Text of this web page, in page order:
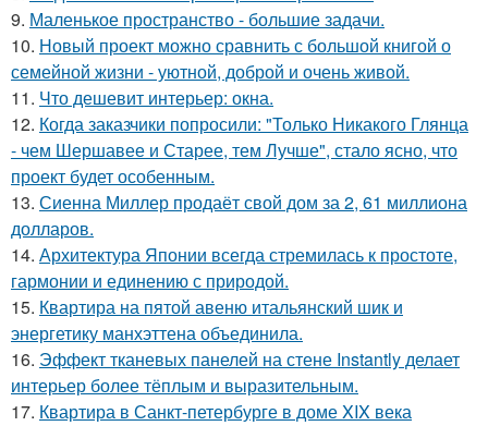
9. Маленькое пространство - большие задачи.
10. Новый проект можно сравнить с большой книгой о
семейной жизни - уютной, доброй и очень живой.
11. Что дешевит интерьер: окна.
12. Когда заказчики попросили: "Только Никакого Глянца
- чем Шершавее и Старее, тем Лучше", стало ясно, что
проект будет особенным.
13. Сиенна Миллер продаёт свой дом за 2, 61 миллиона
долларов.
14. Архитектура Японии всегда стремилась к простоте,
гармонии и единению с природой.
15. Квартира на пятой авеню итальянский шик и
энергетику манхэттена объединила.
16. Эффект тканевых панелей на стене Instantly делает
интерьер более тёплым и выразительным.
17. Квартира в Санкт-петербурге в доме XIX века